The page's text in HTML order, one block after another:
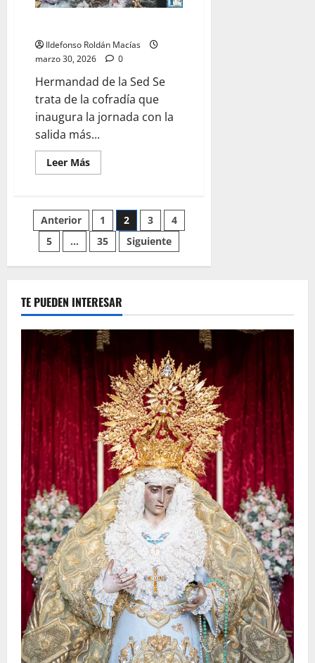
Ildefonso Roldán Macías
marzo 30, 2026
0
Hermandad de la Sed Se
trata de la cofradía que
inaugura la jornada con la
salida más...
Leer MásLeer
más
NUNCA
VISTO:
Lunes
Santo
Paginación
de
Anterior 1 2 3
4
5
… 35 Siguiente
TE PUEDEN INTERESAR